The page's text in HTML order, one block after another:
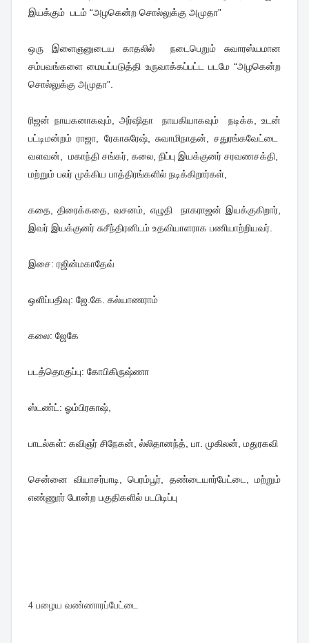
இயக்கும் படம் “அழகென்ற சொல்லுக்கு அமுதா”
ஒரு இளைஞனுடைய காதலில் நடைபெறும் சுவாரஸ்யமான
சம்பவங்களை மையப்படுத்தி உருவாக்கப்பட்ட படமே “அழகென்ற
சொல்லுக்கு அமுதா”.
ரிஜன் நாயகனாகவும், அர்ஷிதா நாயகியாகவும் நடிக்க, உடன்
பட்டிமன்றம் ராஜா, ரேகாசுரேஷ், சுவாமிநாதன், சதுரங்கவேட்டை
வளவன், மகாந்தி சங்கர், கலை, நிப்பு இயக்குனர் சரவணசக்தி,
மற்றும் பலர் முக்கிய பாத்திரங்களில் நடிக்கிறார்கள்,
கதை, திரைக்கதை, வசனம், எழுதி நாகராஜன் இயக்குகிறார்,
இவர் இயக்குனர் சுசீந்திரனிடம் உதவியாளராக பணியாற்றியவர்.
இசை: ரஜின்மகாதேவ்
ஒளிப்பதிவு: ஜே.கே. கல்யாணராம்
கலை: ஜேகே
படத்தொகுப்பு: கோபிகிருஷ்ணா
ஸ்டண்ட்: ஓம்பிரகாஷ்,
பாடல்கள்: கவிஞர் சிநேகன், ல்லிதானந்த், பா. முகிலன், மதுரகவி
சென்னை வியாசர்பாடி, பெரம்பூர், தண்டையார்பேட்டை, மற்றும்
எண்ணூர் போன்ற பகுதிகளில் படபிடிப்பு
4 பழைய வண்ணாரப்பேட்டை